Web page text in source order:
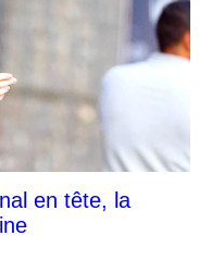
en tête, la